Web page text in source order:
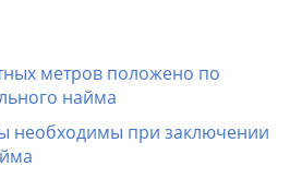
метров положено по
найма
необходимы при заключении